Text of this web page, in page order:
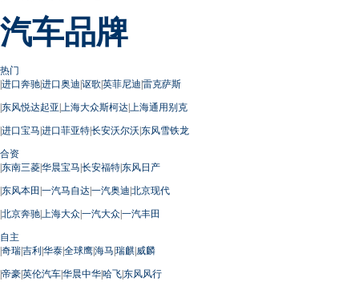
汽车品牌
热门
|进口奔驰|进口奥迪|讴歌|英菲尼迪|雷克萨斯
|东风悦达起亚| 上海大众斯柯达| 上海通用别克
|进口宝马|进口菲亚特|长安沃尔沃|东风雪铁龙
合资
|东南三菱|华晨宝马|长安福特|东风日产
|东风本田 |一汽马自达|一汽奥迪|北京现代
|北京奔驰| 上海大众|一汽大众|一汽丰田
自主
|奇瑞|吉利|华泰|全球鹰|海马|瑞麒|威麟
|帝豪|英伦汽车|华晨中华|哈飞|东风风行